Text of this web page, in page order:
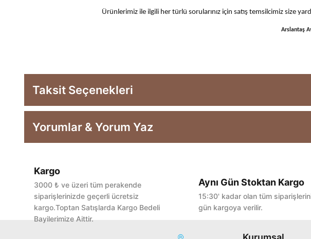
Ürünlerimiz ile ilgili her türlü sorularınız için satış temsilcimiz size
Arslantaş
Taksit Seçenekleri
Yorumlar & Yorum Yaz
Bu
Kargo
3000 ₺ ve üzeri tüm perakende
siparişlerinizde geçerli ücretsiz
kargo.Toptan Satışlarda Kargo Bedeli
Bayilerimize Aittir.
Aynı Gün Stoktan Kargo
15:30' kadar olan tüm
gün kargoya verilir.